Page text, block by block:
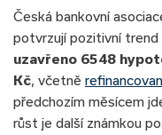
Česká bankovní
potvrzují pozitivní trend
uzavřeno 6548
Kč, včetně
předchozím měsícem
růst je další známkou